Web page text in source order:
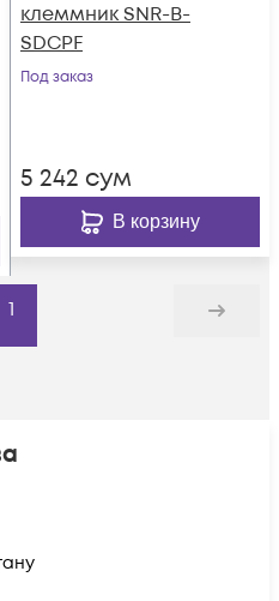
клеммник SNR-B-
SDCPF
Под заказ
5 242 сум
В корзину
1
Дальше